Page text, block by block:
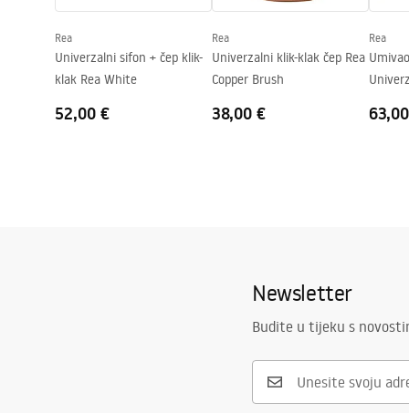
Otvor za slavinu
NE
Preljevna rupa
Rea
Univerzalni sifon + čep klik-
klak Rea White
52,00 €
Rea
Univerzalni klik-klak čep Rea
Copper Brush
38,00 €
Rea
Newsletter
Budite u tijeku s